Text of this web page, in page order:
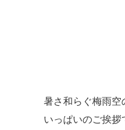
暑さ和らぐ梅雨空
いっぱいのご挨拶